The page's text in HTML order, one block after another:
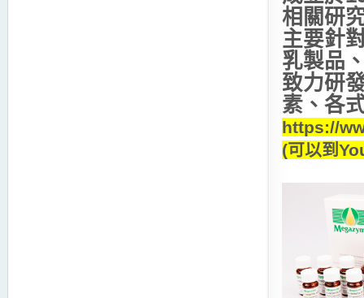
相關研
主要針
乳製品
致力研
素、各
https://
(可以到